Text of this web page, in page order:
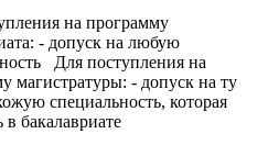
на программу
- допуск на любую
Для поступления на
магистратуры: - допуск на ту
специальность, которая
в бакалавриате